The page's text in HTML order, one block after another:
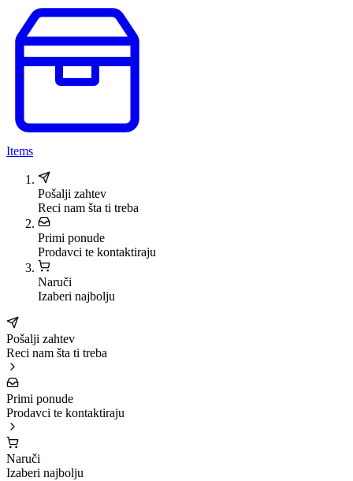
Items
Pošalji zahtev
Reci nam šta ti treba
Primi ponude
Prodavci te kontaktiraju
Naruči
Izaberi najbolju
Pošalji zahtev
Reci nam šta ti treba
Primi ponude
Prodavci te kontaktiraju
Naruči
Izaberi najbolju